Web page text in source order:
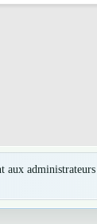
aux